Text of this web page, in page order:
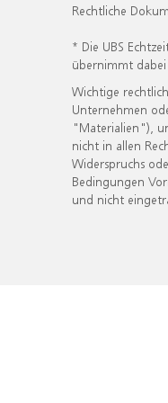
Rechtliche
* Die UBS
übernimmt
Wichtige
Unternehmen
"Materialien"),
nicht in allen
Widerspruchs
Bedingungen
und nicht